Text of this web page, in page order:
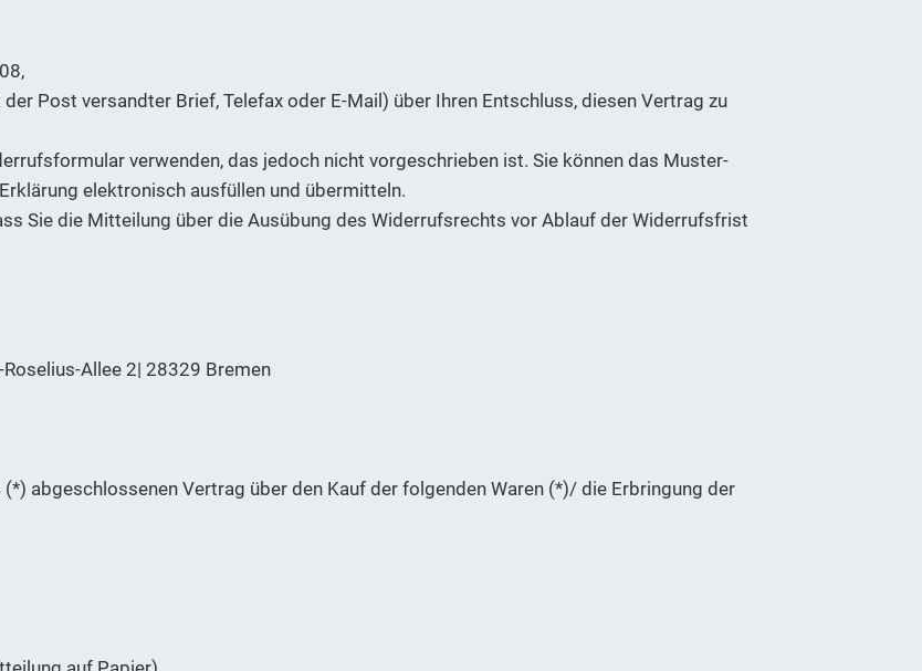
Post versandter Brief, Telefax oder E-Mail) über Ihren Entschluss, diesen Vertrag zu
verwenden, das jedoch nicht vorgeschrieben ist. Sie können das Muster-
elektronisch ausfüllen und übermitteln.
Sie die Mitteilung über die Ausübung des Widerrufsrechts vor Ablauf der Widerrufsfrist
Allee 2| 28329 Bremen
abgeschlossenen Vertrag über den Kauf der folgenden Waren (*)/ die Erbringung der